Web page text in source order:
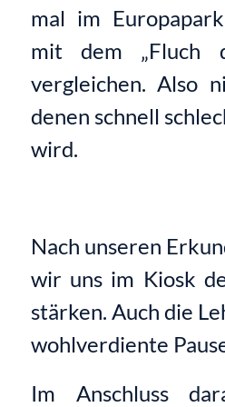
mal im
mit dem „Fluch
vergleichen. Also
denen schnell
wird.
Nach unseren
wir uns im Kiosk
stärken. Auch die
wohlverdiente
Im Anschluss